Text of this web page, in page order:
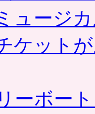
ュージ
ケット
ーボー